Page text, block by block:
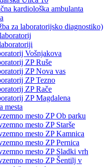
kardiološka ambulanta
za laboratorijsko diagnostiko)
Vošnjakova
ZP Ruše
ZP Nova vas
ZP Tezno
ZP Rače
ZP Magdalena
mesta
mesto ZP Ob parku
mesto ZP Starše
mesto ZP Kamnica
mesto ZP Pernica
mesto ZP Sladki vrh
mesto ZP Šentilj v